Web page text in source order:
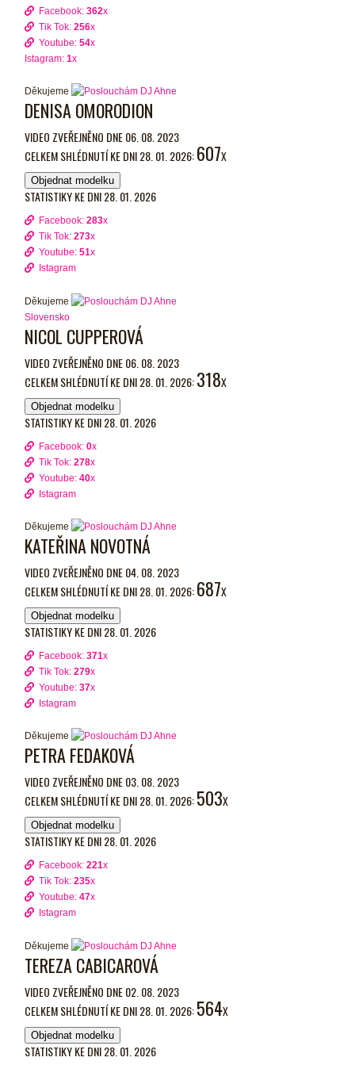
Facebook:362x
Tik Tok:256x
Youtube:54x
Istagram:1x
Děkujeme
DENISA OMORODION
VIDEO ZVEŘEJNĚNO DNE 06. 08. 2023
CELKEM SHLÉDNUTÍ KE DNI 28. 01. 2026:607X
Objednat modelku
STATISTIKY KE DNI 28. 01. 2026
Facebook:283x
Tik Tok:273x
Youtube:51x
Istagram
Děkujeme
Slovensko
NICOL CUPPEROVÁ
VIDEO ZVEŘEJNĚNO DNE 06. 08. 2023
CELKEM SHLÉDNUTÍ KE DNI 28. 01. 2026:318X
Objednat modelku
STATISTIKY KE DNI 28. 01. 2026
Facebook:0x
Tik Tok:278x
Youtube:40x
Istagram
Děkujeme
KATEŘINA NOVOTNÁ
VIDEO ZVEŘEJNĚNO DNE 04. 08. 2023
CELKEM SHLÉDNUTÍ KE DNI 28. 01. 2026:687X
Objednat modelku
STATISTIKY KE DNI 28. 01. 2026
Facebook:371x
Tik Tok:279x
Youtube:37x
Istagram
Děkujeme
PETRA FEDAKOVÁ
VIDEO ZVEŘEJNĚNO DNE 03. 08. 2023
CELKEM SHLÉDNUTÍ KE DNI 28. 01. 2026:503X
Objednat modelku
STATISTIKY KE DNI 28. 01. 2026
Facebook:221x
Tik Tok:235x
Youtube:47x
Istagram
Děkujeme
TEREZA CABICAROVÁ
VIDEO ZVEŘEJNĚNO DNE 02. 08. 2023
CELKEM SHLÉDNUTÍ KE DNI 28. 01. 2026:564X
Objednat modelku
STATISTIKY KE DNI 28. 01. 2026